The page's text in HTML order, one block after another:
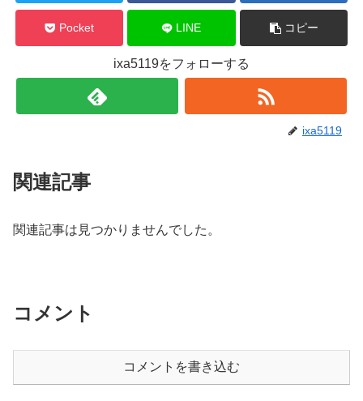
Pocket LINE コピー
ixa5119をフォローする
ixa5119
関連記事
関連記事は見つかりませんでした。
コメント
コメントを書き込む